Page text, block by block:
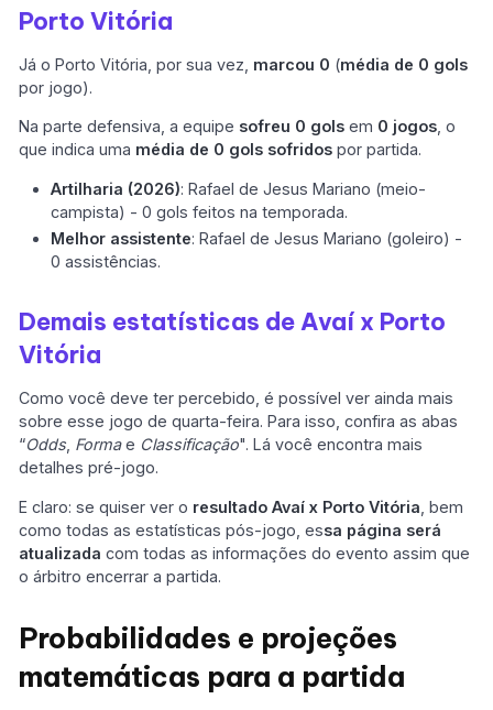
Porto Vitória
Já o Porto Vitória, por sua vez, marcou 0 (média de 0 gols
por jogo).
Na parte defensiva, a equipe sofreu 0 gols em 0 jogos , o
que indica uma média de 0 gols sofridos por partida.
Artilharia (2026): Rafael de Jesus Mariano (meio-
campista) - 0 gols feitos na temporada.
Melhor assistente: Rafael de Jesus Mariano (goleiro) -
0 assistências.
Demais estatísticas de Avaí x Porto
Vitória
Como você deve ter percebido, é possível ver ainda mais
sobre esse jogo de quarta-feira. Para isso, confira as abas
“Odds, Formae Classificação". Lá você encontra mais
detalhes pré-jogo.
E claro: se quiser ver o resultado Avaí x Porto Vitória , bem
como todas as estatísticas pós-jogo, essa página será
atualizada com todas as informações do evento assim que
o árbitro encerrar a partida.
Probabilidades e projeções
matemáticas para a partida